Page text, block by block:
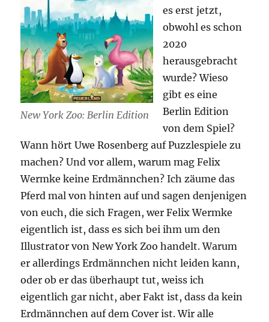
New York Zoo: Berlin Edition
es erst jetzt,
obwohl es schon
2020
herausgebracht
wurde? Wieso
gibt es eine
Berlin Edition
von dem Spiel?
Wann hört Uwe Rosenberg auf Puzzlespiele zu
machen? Und vor allem, warum mag Felix
Wermke keine Erdmännchen? Ich zäume das
Pferd mal von hinten auf und sagen denjenigen
von euch, die sich Fragen, wer Felix Wermke
eigentlich ist, dass es sich bei ihm um den
Illustrator von New York Zoo handelt. Warum
er allerdings Erdmännchen nicht leiden kann,
oder ob er das überhaupt tut, weiss ich
eigentlich gar nicht, aber Fakt ist, dass da kein
Erdmännchen auf dem Cover ist. Wir alle